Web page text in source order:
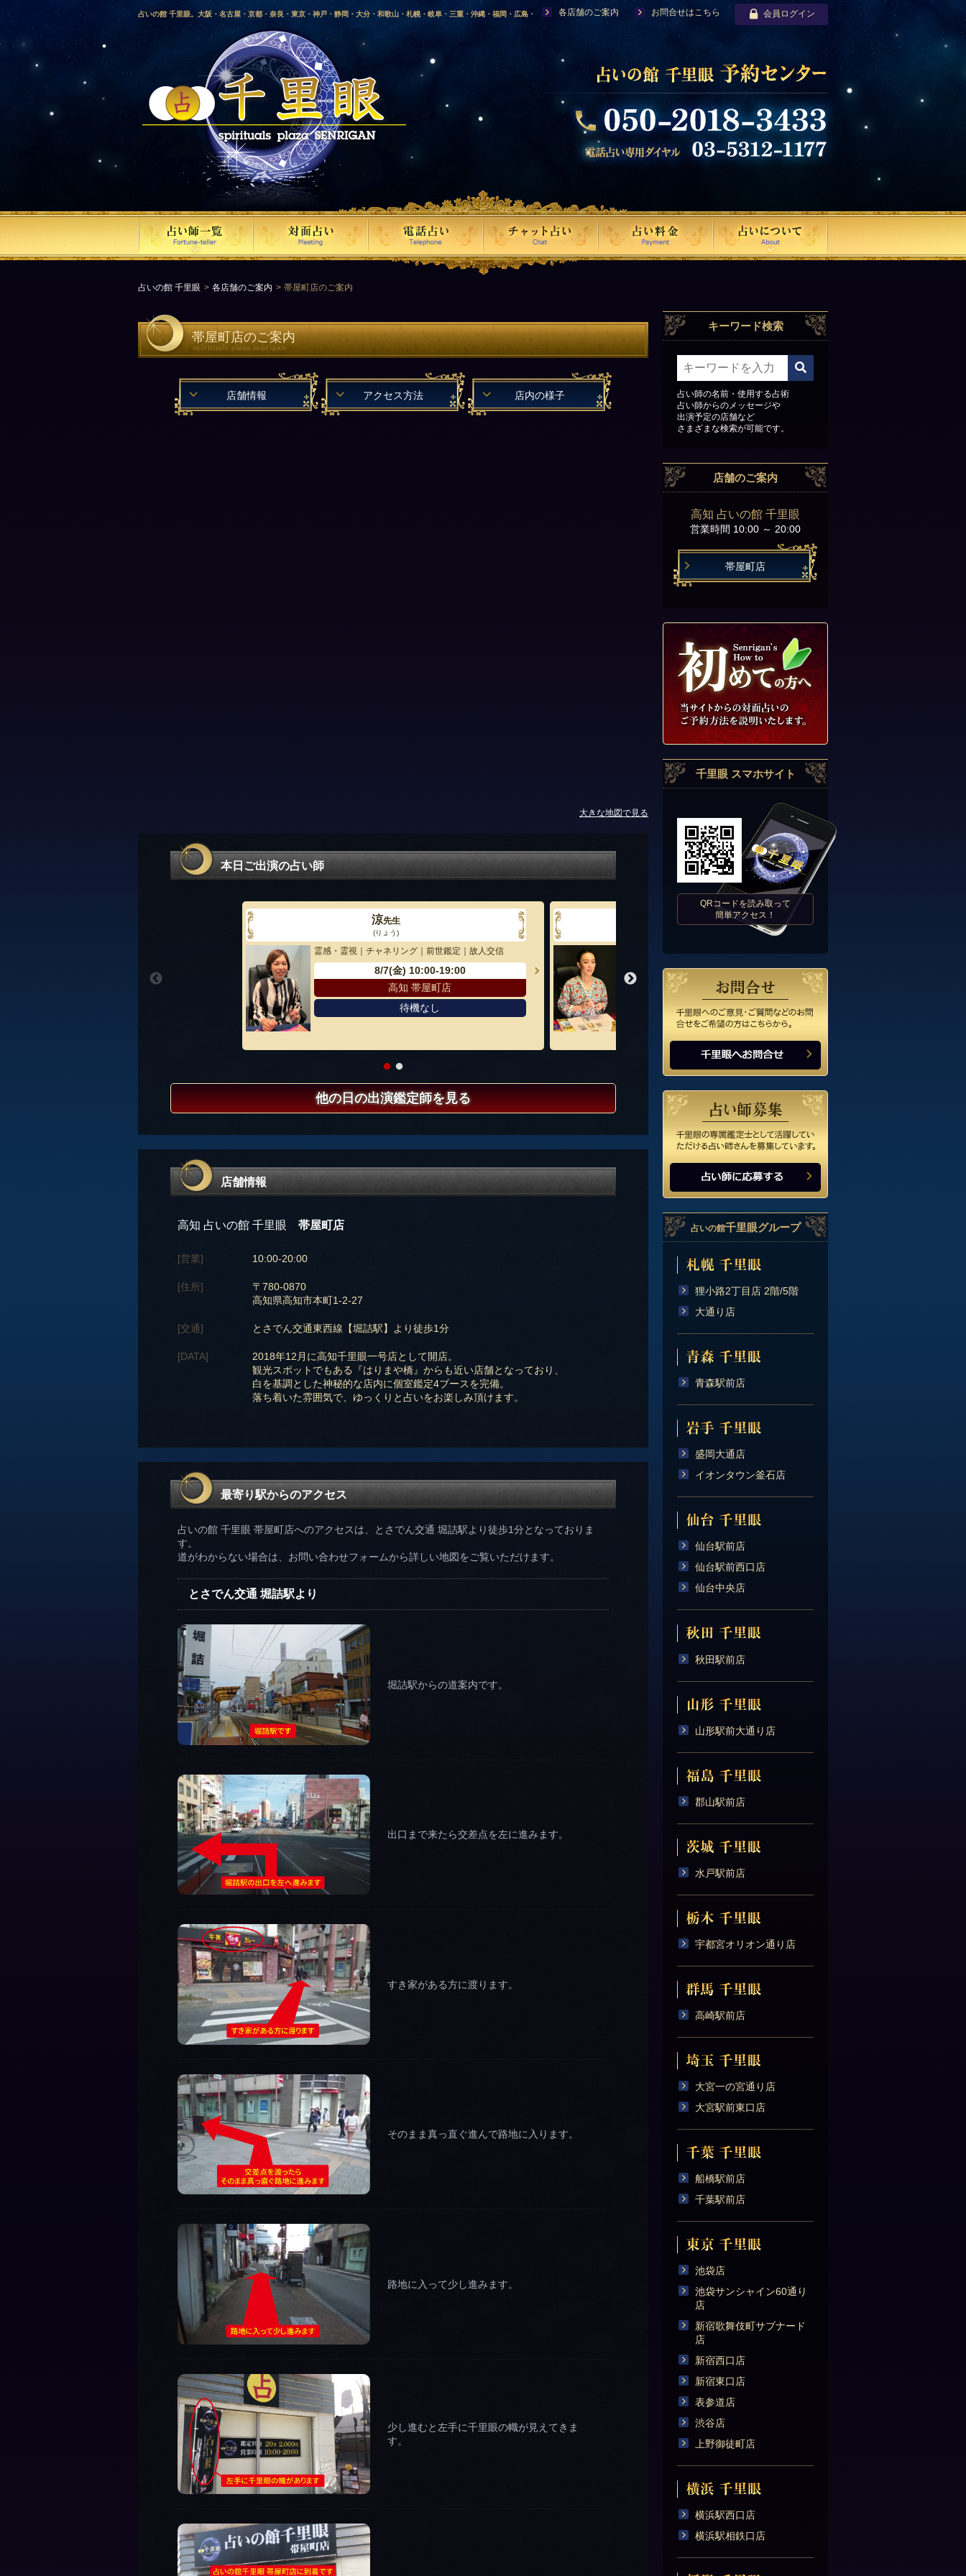
占いの館 千里眼。大阪・名古屋・京都・奈良・東京・神戸・静岡・大分・和歌山・札幌・岐阜・三重・沖縄・福岡・広島・
愛媛・鹿児島・徳島・香川・山形・岡山・横浜・千葉・福島・岩手・高知・熊本・群馬・滋賀・福井・仙台・山口・宮崎・山
梨・長野・埼玉・茨城・栃木・金沢・佐賀・長崎・鳥取・富山・新潟・秋田・青森・島根に店舗を構える、口コミで評判の人
気占い師による占い。
各店舗のご案内 お問合せはこちら 会員ログイン
占いの館 千里眼 各店舗のご案内 帯屋町店のご案内
帯屋町店のご案内
店舗情報 アクセス方法 店内の様子
大きな地図で見る
本日ご出演の占い師
涼先生
(りょう)
霊感・霊視｜チャネリング｜前世鑑定｜故人交信
8/7(金) 10:00-19:00
高知 帯屋町店
待機なし
hitihana 先生
未来予知｜霊感タロット｜オラクルカード｜ルノルマ
8/7(金) 10:00-16:00
高知 帯屋町店
待機なし
他の日の出演鑑定師を見る
店舗情報
高知 占いの館 千里眼 帯屋町店
[営業] 10:00-20:00
[住所]
〒780-0870
高知県高知市本町1-2-27
[交通] とさでん交通東西線【堀詰駅】より徒歩1分
[DATA]
2018年12月に高知千里眼一号店として開店。
観光スポットでもある『はりまや橋』からも近い店舗となっており、
白を基調とした神秘的な店内に個室鑑定4ブースを完備。
落ち着いた雰囲気で、ゆっくりと占いをお楽しみ頂けます。
最寄り駅からのアクセス
占いの館 千里眼 帯屋町店へのアクセスは、とさでん交通 堀詰駅より徒歩1分となっておりま
す。
道がわからない場合は、お問い合わせフォームから詳しい地図をご覧いただけます。
とさでん交通 堀詰駅より
堀詰駅からの道案内です。
出口まで来たら交差点を左に進みます。
すき家がある方に渡ります。
そのまま真っ直ぐ進んで路地に入ります。
路地に入って少し進みます。
少し進むと左手に千里眼の幟が見えてきま
す。
キーワード検索
占い師の名前・使用する占術
占い師からのメッセージや
出演予定の店舗など
さまざまな検索が可能です。
店舗のご案内
高知 占いの館 千里眼
営業時間 10:00 ～ 20:00
帯屋町店
千里眼 スマホサイト
QRコードを読み取って
簡単アクセス！
占いの館千里眼グループ
狸小路2丁目店 2階/5階
大通り店
青森駅前店
盛岡大通店
イオンタウン釜石店
仙台駅前店
仙台駅前西口店
仙台中央店
秋田駅前店
山形駅前大通り店
郡山駅前店
水戸駅前店
宇都宮オリオン通り店
高崎駅前店
大宮一の宮通り店
大宮駅前東口店
船橋駅前店
千葉駅前店
池袋店
池袋サンシャイン60通り
店
新宿歌舞伎町サブナード
店
新宿西口店
新宿東口店
表参道店
渋谷店
上野御徒町店
横浜駅西口店
横浜駅相鉄口店